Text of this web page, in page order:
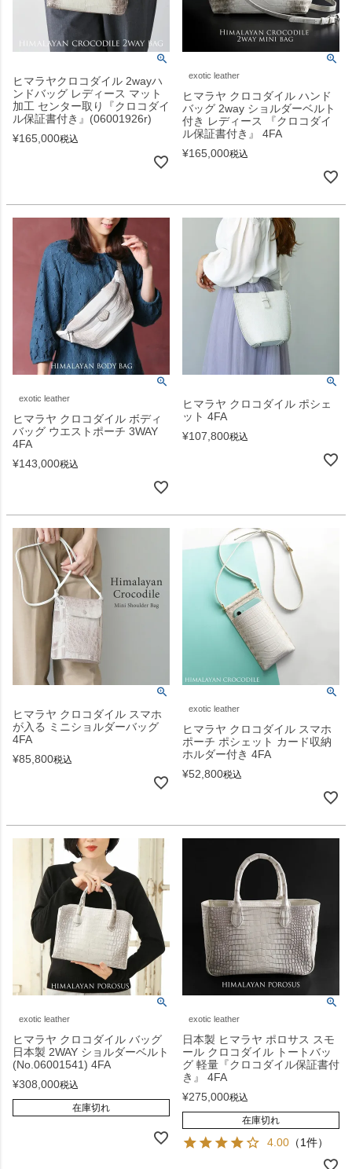
ヒマラヤクロコダイル 2wayハ
ンドバッグ レディース マット
加工 センター取り『クロコダイ
ル保証書付き』(06001926r)
¥165,000税込
exotic leather
ヒマラヤ クロコダイル ハンド
バッグ 2way ショルダーベルト
付き レディース 『クロコダイ
ル保証書付き』 4FA
¥165,000税込
exotic leather
ヒマラヤ クロコダイル ボディ
バッグ ウエストポーチ 3WAY
4FA
¥143,000税込
ヒマラヤ クロコダイル ポシェ
ット 4FA
¥107,800税込
ヒマラヤ クロコダイル スマホ
が入る ミニショルダーバッグ
4FA
¥85,800税込
exotic leather
ヒマラヤ クロコダイル スマホ
ポーチ ポシェット カード収納
ホルダー付き 4FA
¥52,800税込
exotic leather
ヒマラヤ クロコダイル バッグ
日本製 2WAY ショルダーベルト
(No.06001541) 4FA
¥308,000税込
在庫切れ
exotic leather
日本製 ヒマラヤ ポロサス スモ
ール クロコダイル トートバッ
グ 軽量『クロコダイル保証書付
き』 4FA
¥275,000税込
在庫切れ
4.00 （1件）